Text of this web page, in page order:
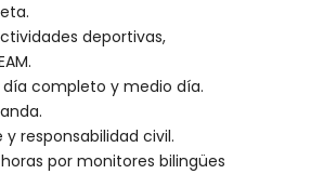
deportivas,
día completo y medio día.
y responsabilidad civil.
por monitores bilingües